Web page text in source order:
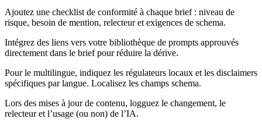
Ajoutez une checklist de conformité à chaque brief : niveau de
risque, besoin de mention, relecteur et exigences de schema.
Intégrez des liens vers votre bibliothèque de prompts approuvés
directement dans le brief pour réduire la dérive.
Pour le multilingue, indiquez les régulateurs locaux et les disclaimers
spécifiques par langue. Localisez les champs schema.
Lors des mises à jour de contenu, logguez le changement, le
relecteur et l’usage (ou non) de l’IA.